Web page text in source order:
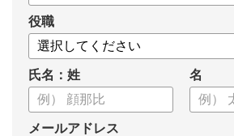
役職
氏名：姓 名
メールアドレス